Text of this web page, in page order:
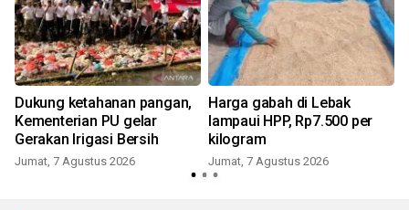
Dukung ketahanan pangan,
Kementerian PU gelar
Gerakan Irigasi Bersih
Jumat, 7 Agustus 2026
Harga gabah di Lebak
lampaui HPP, Rp7.500 per
kilogram
Jumat, 7 Agustus 2026